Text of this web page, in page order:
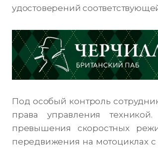
удостоверений
Под особый контроль
права управления
превышения скоростных
передвижения на мотоциклах